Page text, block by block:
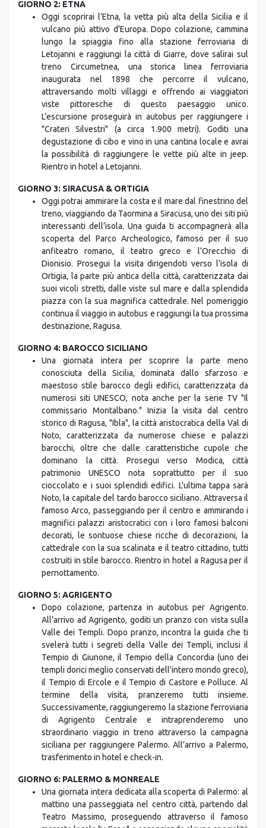
GIORNO 2: ETNA
Oggi scoprirai l’Etna, la vetta più alta della Sicilia e il
vulcano più attivo d’Europa. Dopo colazione, cammina
lungo la spiaggia fino alla stazione ferroviaria di
Letojanni e raggiungi la città di Giarre, dove salirai sul
treno Circumetnea, una storica linea ferroviaria
inaugurata nel 1898 che percorre il vulcano,
attraversando molti villaggi e offrendo ai viaggiatori
viste pittoresche di questo paesaggio unico.
L’escursione proseguirà in autobus per raggiungere i
"Crateri Silvestri" (a circa 1.900 metri). Goditi una
degustazione di cibo e vino in una cantina locale e avrai
la possibilità di raggiungere le vette più alte in jeep.
Rientro in hotel a Letojanni.
GIORNO 3: SIRACUSA & ORTIGIA
Oggi potrai ammirare la costa e il mare dal finestrino del
treno, viaggiando da Taormina a Siracusa, uno dei siti più
interessanti dell’isola. Una guida ti accompagnerà alla
scoperta del Parco Archeologico, famoso per il suo
anfiteatro romano, il teatro greco e l’Orecchio di
Dionisio. Prosegui la visita dirigendoti verso l’isola di
Ortigia, la parte più antica della città, caratterizzata dai
suoi vicoli stretti, dalle viste sul mare e dalla splendida
piazza con la sua magnifica cattedrale. Nel pomeriggio
continua il viaggio in autobus e raggiungi la tua prossima
destinazione, Ragusa.
GIORNO 4: BAROCCO SICILIANO
Una giornata intera per scoprire la parte meno
conosciuta della Sicilia, dominata dallo sfarzoso e
maestoso stile barocco degli edifici, caratterizzata da
numerosi siti UNESCO, nota anche per la serie TV "Il
commissario Montalbano." Inizia la visita dal centro
storico di Ragusa, "Ibla", la città aristocratica della Val di
Noto, caratterizzata da numerose chiese e palazzi
barocchi, oltre che dalle caratteristiche cupole che
dominano la città. Prosegui verso Modica, città
patrimonio UNESCO nota soprattutto per il suo
cioccolato e i suoi splendidi edifici. L’ultima tappa sarà
Noto, la capitale del tardo barocco siciliano. Attraversa il
famoso Arco, passeggiando per il centro e ammirando i
magnifici palazzi aristocratici con i loro famosi balconi
decorati, le sontuose chiese ricche di decorazioni, la
cattedrale con la sua scalinata e il teatro cittadino, tutti
costruiti in stile barocco. Rientro in hotel a Ragusa per il
pernottamento.
GIORNO 5: AGRIGENTO
Dopo colazione, partenza in autobus per Agrigento.
All’arrivo ad Agrigento, goditi un pranzo con vista sulla
Valle dei Templi. Dopo pranzo, incontra la guida che ti
svelerà tutti i segreti della Valle dei Templi, inclusi il
Tempio di Giunone, il Tempio della Concordia (uno dei
templi dorici meglio conservati dell’intero mondo greco),
il Tempio di Ercole e il Tempio di Castore e Polluce. Al
termine della visita, pranzeremo tutti insieme.
Successivamente, raggiungeremo la stazione ferroviaria
di Agrigento Centrale e intraprenderemo uno
straordinario viaggio in treno attraverso la campagna
siciliana per raggiungere Palermo. All’arrivo a Palermo,
trasferimento in hotel e check-in.
GIORNO 6: PALERMO & MONREALE
Una giornata intera dedicata alla scoperta di Palermo: al
mattino una passeggiata nel centro città, partendo dal
Teatro Massimo, proseguendo attraverso il famoso